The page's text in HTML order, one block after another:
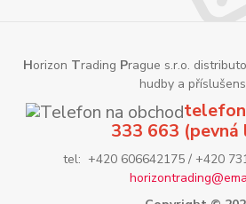
Horizon Trading Prague s.r.o.
hudby a
333 663 (pevná
tel: +420 606642175 / +420